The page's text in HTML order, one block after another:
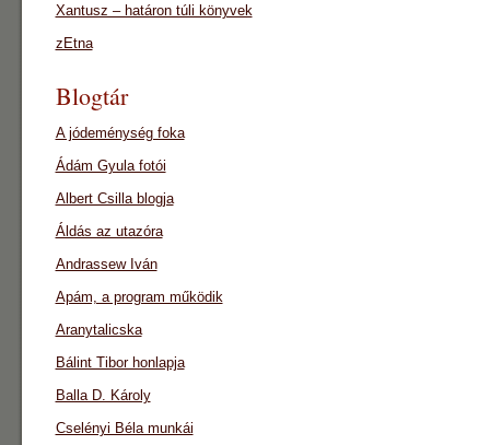
Xantusz – határon túli könyvek
zEtna
Blogtár
A jódeménység foka
Ádám Gyula fotói
Albert Csilla blogja
Áldás az utazóra
Andrassew Iván
Apám, a program működik
Aranytalicska
Bálint Tibor honlapja
Balla D. Károly
Cselényi Béla munkái